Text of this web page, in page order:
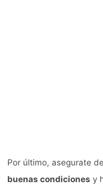
Por último, asegurate
buenas condiciones y